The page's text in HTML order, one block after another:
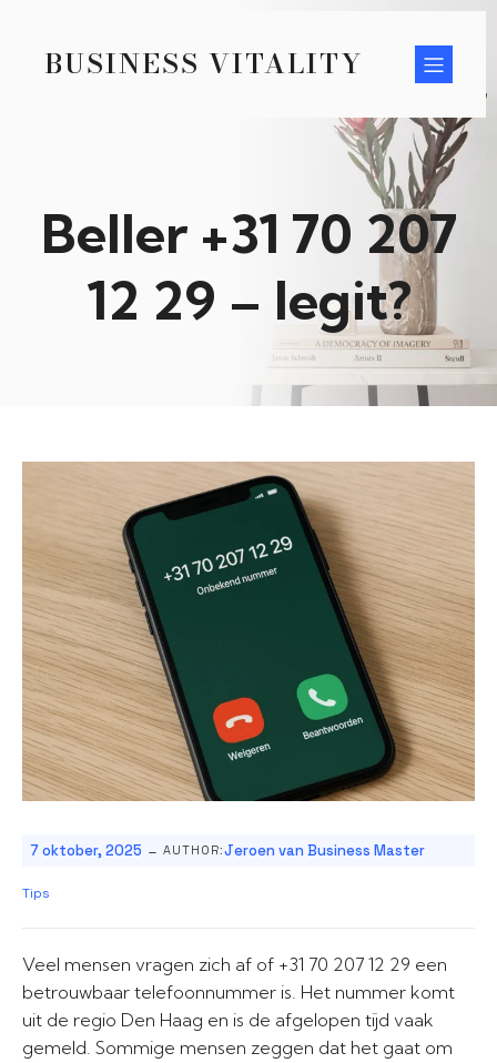
BUSINESS VITALITY
Beller +31 70 207
12 29 – legit?
7 oktober, 2025 - AUTHOR:Jeroen van Business Master
Tips
Veel mensen vragen zich af of +31 70 207 12 29 een
betrouwbaar telefoonnummer is. Het nummer komt
uit de regio Den Haag en is de afgelopen tijd vaak
gemeld. Sommige mensen zeggen dat het gaat om